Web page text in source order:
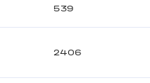
539
2406